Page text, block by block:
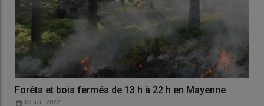
Forêts et bois fermés de 13 h à 22 h en Mayenne
05 août 2022